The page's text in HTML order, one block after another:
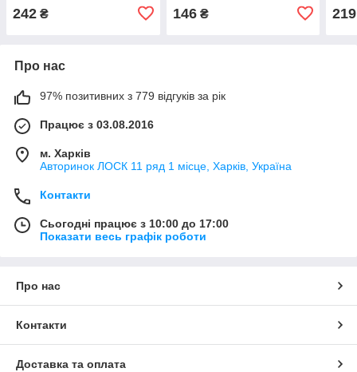
242 ₴ 146₴ 219
Про нас
97% позитивних з 779 відгуків за рік
Працює з 03.08.2016
м. Харків
Авторинок ЛОСК 11 ряд 1 місце, Харків, Україна
Контакти
Сьогодні працює з 10:00 до 17:00
Показати весь графік роботи
Про нас
Контакти
Доставка та оплата